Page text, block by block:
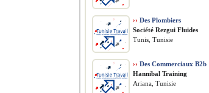
›› Des Plombiers
Société Rezgui Fluides
Tunis, Tunisie
›› Des Commerciaux B2b
Hannibal Training
Ariana, Tunisie